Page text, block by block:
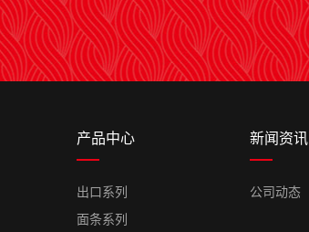
产品中心
出口系列
面条系列
新闻资讯
公司动态